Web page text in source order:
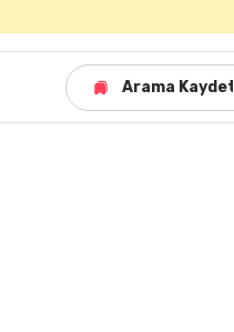
Arama Kaydet